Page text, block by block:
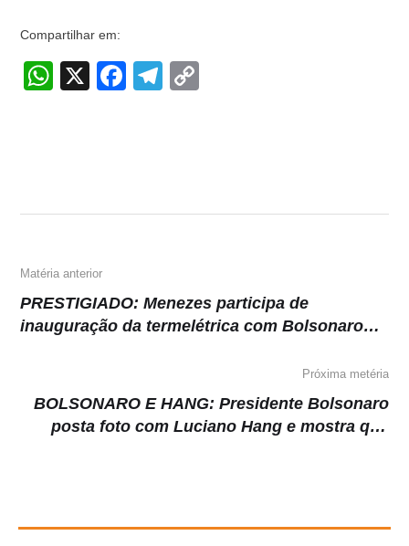
Compartilhar em:
W
p
X
F
o
T
m n
Matéria anterior
PRESTIGIADO: Menezes participa de
inauguração da termelétrica com Bolsonaro
Próxima metéria
BOLSONARO E HANG: Presidente Bolsonaro
posta foto com Luciano Hang e mostra que